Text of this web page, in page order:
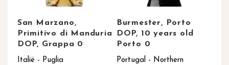
San Marzano,
Primitivo di Manduria
DOP, Grappa 0
Italië - Puglia
Burmester, Porto
DOP, 10 years old
Porto 0
Portugal - Northern